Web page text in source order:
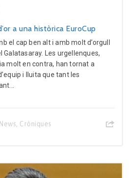
a una històrica EuroCup
el cap ben alt i amb molt d’orgull
Galatasaray. Les urgellenques,
molt en contra, han tornat a
i lluita que tant les
, Cròniques